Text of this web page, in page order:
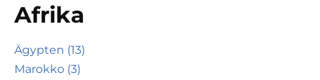
Afrika
Ägypten (13)
Marokko (3)